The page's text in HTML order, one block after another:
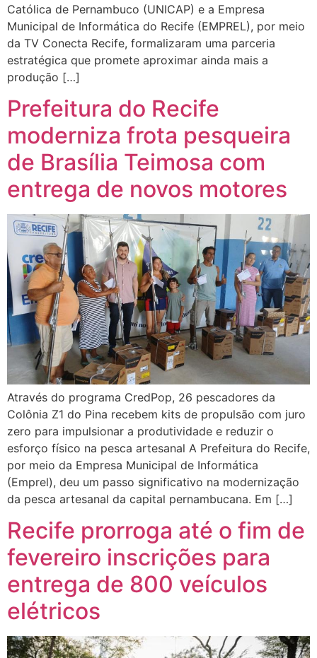
Católica de Pernambuco (UNICAP) e a Empresa
Municipal de Informática do Recife (EMPREL), por meio
da TV Conecta Recife, formalizaram uma parceria
estratégica que promete aproximar ainda mais a
produção […]
Prefeitura do Recife
moderniza frota pesqueira
de Brasília Teimosa com
entrega de novos motores
Através do programa CredPop, 26 pescadores da
Colônia Z1 do Pina recebem kits de propulsão com juro
zero para impulsionar a produtividade e reduzir o
esforço físico na pesca artesanal A Prefeitura do Recife,
por meio da Empresa Municipal de Informática
(Emprel), deu um passo significativo na modernização
da pesca artesanal da capital pernambucana. Em […]
Recife prorroga até o fim de
fevereiro inscrições para
entrega de 800 veículos
elétricos